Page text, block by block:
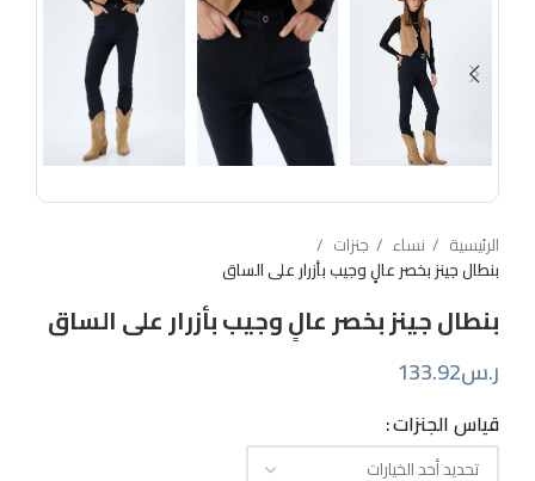
الرئيسية نساء
جنزات
بنطال جينز بخصر عالٍ وجيب بأزرار على الساق
بنطال جينز بخصر عالٍ وجيب بأزرار على الساق
ر.س133.92
قياس الجنزات